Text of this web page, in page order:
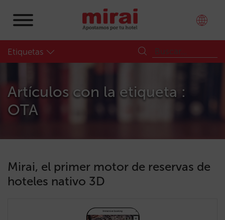
Etiquetas
Artículos con la etiqueta :
OTA
Mirai, el primer motor de reservas de
hoteles nativo 3D